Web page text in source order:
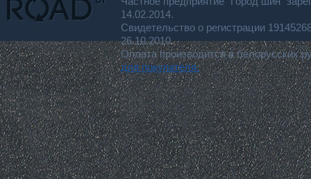
14.02.2014.
Свидетельство о регистрации
26.10.2010.
Оплата производится в белорусских
для покупателя.